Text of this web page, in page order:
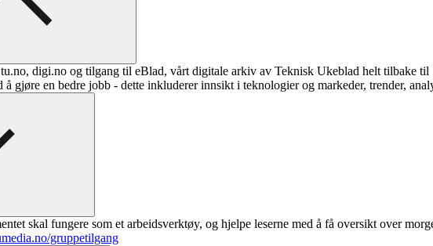
digi.no og tilgang til eBlad, vårt digitale arkiv av Teknisk Ukeblad helt tilbake
gjøre en bedre jobb - dette inkluderer innsikt i teknologier og markeder, trender,
skal fungere som et arbeidsverktøy, og hjelpe leserne med å få oversikt over
gruppetilgang